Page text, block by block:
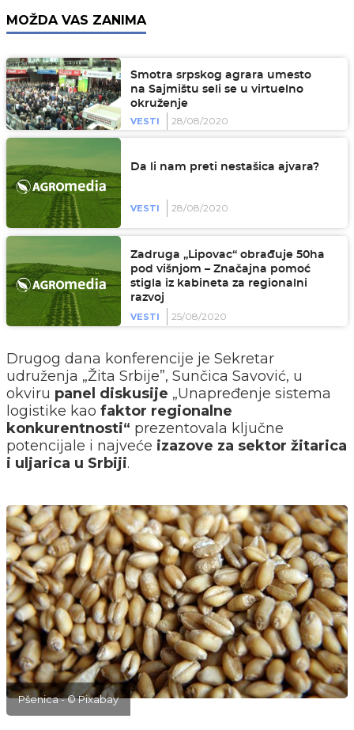
MOŽDA VAS ZANIMA
Smotra srpskog agrara umesto
na Sajmištu seli se u virtuelno
okruženje
VESTI
28/08/2020
Da li nam preti nestašica ajvara?
VESTI 28/08/2020
Zadruga „Lipovac“ obrađuje 50ha
pod višnjom – Značajna pomoć
stigla iz kabineta za regionalni
razvoj
VESTI
25/08/2020
Drugog dana konferencije je Sekretar
udruženja „Žita Srbije”, Sunčica Savović, u
okviru panel diskusije „Unapređenje sistema
logistike kao faktor regionalne
konkurentnosti“ prezentovala ključne
potencijale i najveće izazove za sektor žitarica
i uljarica u Srbiji.
Pšenica - © Pixabay